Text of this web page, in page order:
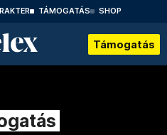
TÁMOGATÁS SHOP
Támogatás